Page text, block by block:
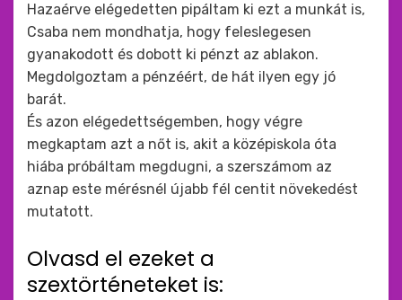
Hazaérve elégedetten pipáltam ki ezt a munkát is,
Csaba nem mondhatja, hogy feleslegesen
gyanakodott és dobott ki pénzt az ablakon.
Megdolgoztam a pénzéért, de hát ilyen egy jó
barát.
És azon elégedettségemben, hogy végre
megkaptam azt a nőt is, akit a középiskola óta
hiába próbáltam megdugni, a szerszámom az
aznap este mérésnél újabb fél centit növekedést
mutatott.
Olvasd el ezeket a
szextörténeteket is: